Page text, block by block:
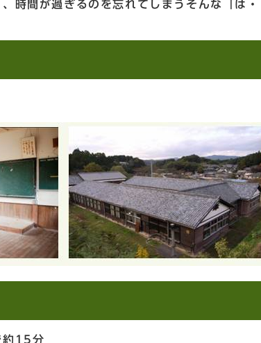
時間が過ぎるのを忘れてしまうそんな「は
約15分